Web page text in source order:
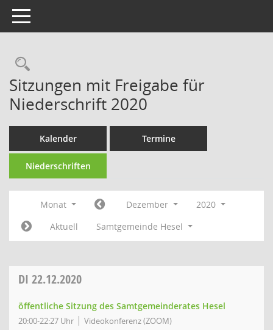
Toggle navigation
Rechercheauswahl
Sitzungen mit Freigabe für
Niederschrift 2020
Kalender Termine
Niederschriften
Monat Dezember
2020
Aktuell
Samtgemeinde Hesel
DI 22.12.2020
öffentliche Sitzung des Samtgemeinderates Hesel
20:00-22:27 Uhr Videokonferenz (ZOOM)